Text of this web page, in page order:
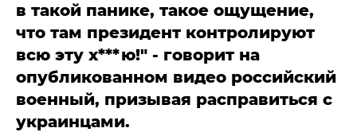
в такой панике, такое ощущение,
что там президент контролируют
всю эту х***ю!" - говорит на
опубликованном видео российский
военный, призывая расправиться с
украинцами.